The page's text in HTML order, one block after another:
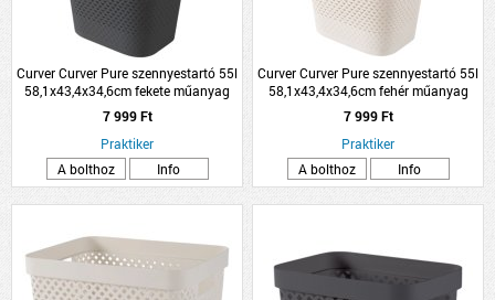
Curver Curver Pure szennyestartó 55l
58,1x43,4x34,6cm fekete műanyag
7 999 Ft
Praktiker
A bolthoz
Info
Curver Curver Pure szennyestartó 55l
58,1x43,4x34,6cm fehér műanyag
7 999 Ft
Praktiker
A bolthoz
Info